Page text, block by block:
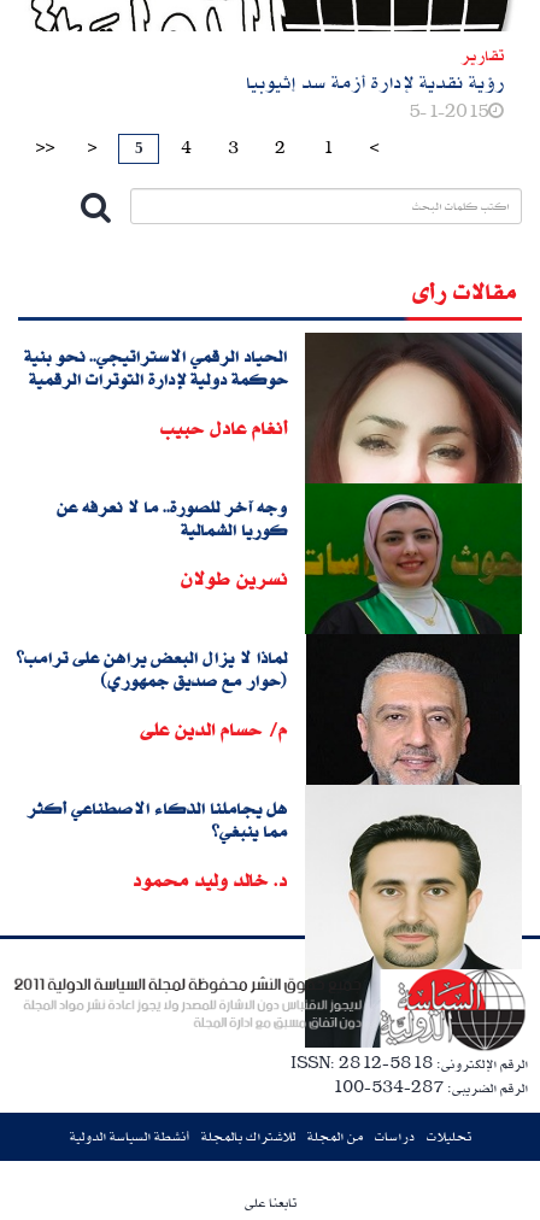
تقارير
رؤية نقدية لإدارة أزمة سد إثيوبيا
5-1-2015
>> > 5 4 3 2 1 <
مقالات رأى
الحياد الرقمي الاستراتيجي.. نحو بنية
حوكمة دولية لإدارة التوترات الرقمية
أنغام عادل حبيب
وجه آخر للصورة.. ما لا نعرفه عن
كوريا الشمالية
نسرين طولان
لماذا لا يزال البعض يراهن على ترامب؟
(حوار مع صديق جمهوري)
م/ حسام الدين على
هل يجاملنا الذكاء الاصطناعي أكثر
مما ينبغي؟
د. خالد وليد محمود
الرقم الإلكترونى: ISSN: 2812-5818
الرقم الضريبى: 287-534-100
تحليلات دراسات من المجلة للاشتراك بالمجلة أنشطة السياسة الدولية
تابعنا على